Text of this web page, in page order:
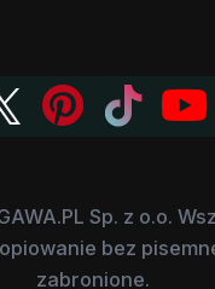
Sp. z o.o.
bez
zabronione.